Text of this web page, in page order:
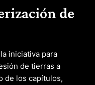
de
iniciativa para
de tierras a
de los capítulos,